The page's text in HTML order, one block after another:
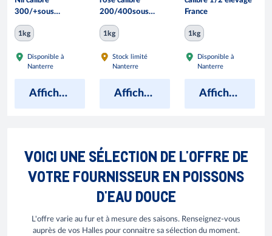
300/+sous
atmosphère pêché
en eau douce
2 kg
1kg
Disponible à
Nanterre
Afficher les prix
200/400sous
atmosphère
élevage France
1kg
Stock limité
Nanterre
Afficher les prix
France
1kg
Disponible à
Nanterre
Afficher les prix
VOICI UNE SÉLECTION DE L'OFFRE DE
VOTRE FOURNISSEUR EN POISSONS
D'EAU DOUCE
L'offre varie au fur et à mesure des saisons. Renseignez-vous
auprès de vos Halles pour connaitre sa sélection du moment.